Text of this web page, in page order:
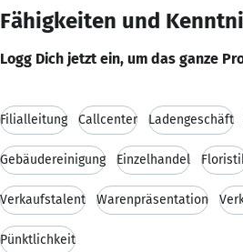
Fähigkeiten und
Logg Dich jetzt ein, um das ganze
Filialleitung Callcenter Ladengeschäft
Gebäudereinigung Einzelhandel
Verkaufstalent Warenpräsentation
Pünktlichkeit